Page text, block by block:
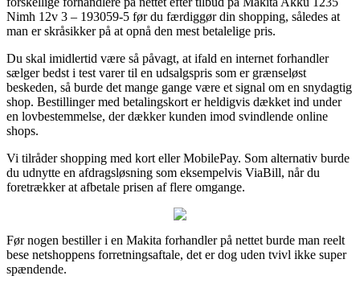
Nimh 12v 3 – 193059-5 før du færdiggør din shopping, således at
man er skråsikker på at opnå den mest betalelige pris.
Du skal imidlertid være så påvagt, at ifald en internet forhandler
sælger bedst i test varer til en udsalgspris som er grænseløst
beskeden, så burde det mange gange være et signal om en snydagtig
shop. Bestillinger med betalingskort er heldigvis dækket ind under
en lovbestemmelse, der dækker kunden imod svindlende online
shops.
Vi tilråder shopping med kort eller MobilePay. Som alternativ burde
du udnytte en afdragsløsning som eksempelvis ViaBill, når du
foretrækker at afbetale prisen af flere omgange.
Før nogen bestiller i en Makita forhandler på nettet burde man reelt
bese netshoppens forretningsaftale, det er dog uden tvivl ikke super
spændende.